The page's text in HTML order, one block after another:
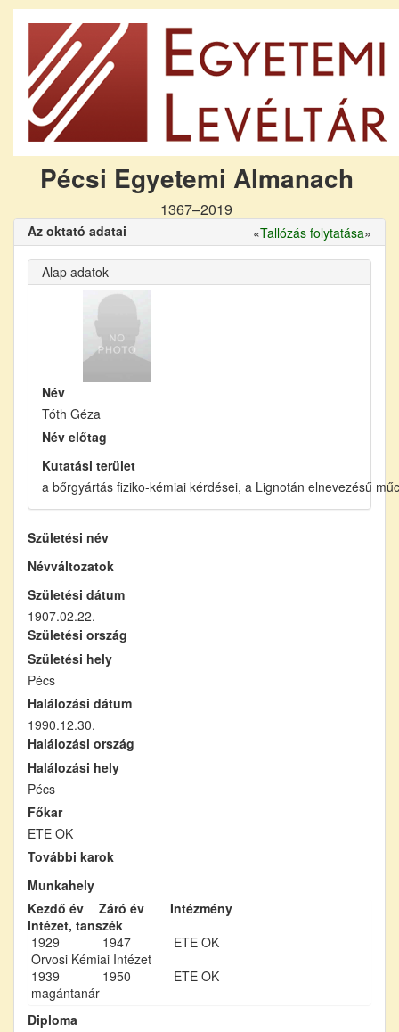
Pécsi Egyetemi Almanach
1367–2019
Az oktató adatai «Tallózás folytatása»
Alap adatok
Név
Tóth Géza
Név előtag
Kutatási terület
a bőrgyártás fiziko-kémiai kérdései, a Lignotán elnevezésű
Születési név
Névváltozatok
Születési dátum
1907.02.22.
Születési ország
Születési hely
Pécs
Halálozási dátum
1990.12.30.
Halálozási ország
Halálozási hely
Pécs
Főkar
ETE OK
További karok
Munkahely
Kezdő év
Záró év
Intézmény
Intézet, tanszék
1929
1947
ETE OK
Orvosi Kémiai Intézet
1939
1950
ETE OK
magántanár
Diploma